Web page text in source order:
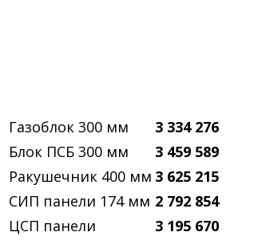
Газоблок 300 мм
3 334 276
Блок ПСБ 300 мм
3 459 589
Ракушечник 400 мм 3 625 215
СИП панели 174 мм 2 792 854
ЦСП панели
3 195 670